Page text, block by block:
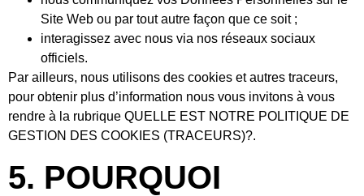
Site Web ou par tout autre façon que ce soit ;
interagissez avec nous via nos réseaux sociaux
officiels.
Par ailleurs, nous utilisons des cookies et autres traceurs,
pour obtenir plus d’information nous vous invitons à vous
rendre à la rubrique QUELLE EST NOTRE POLITIQUE DE
GESTION DES COOKIES (TRACEURS)?.
5. POURQUOI